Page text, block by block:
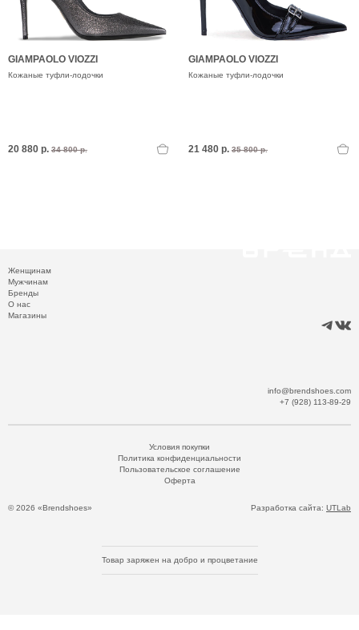
GIAMPAOLO VIOZZI
Кожаные туфли-лодочки
20 880 р. 34 800 р.
GIAMPAOLO VIOZZI
Кожаные туфли-лодочки
21 480 р. 35 800 р.
Женщинам
Мужчинам
Бренды
О нас
Магазины
info@brendshoes.com
+7 (928) 113-89-29
© 2026 «Brendshoes»
Условия покупки
Политика конфиденциальности
Пользовательское соглашение
Оферта
Разработка сайта: UTLab
Товар заряжен на добро и процветание